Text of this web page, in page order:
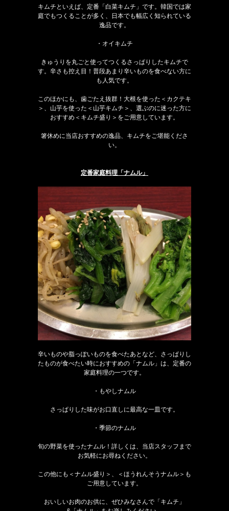
キムチといえば、定番「白菜キムチ」です。韓国では家
庭でもつくることが多く、日本でも幅広く知られている
逸品です。
・オイキムチ
きゅうりを丸ごと使ってつくるさっぱりしたキムチで
す。辛さも控え目！普段あまり辛いものを食べない方に
も人気です。
このほかにも、歯ごたえ抜群！大根を使った＜カクテキ
＞、山芋を使った＜山芋キムチ＞、選ぶのに迷った方に
おすすめ＜キムチ盛り＞をご用意しています。
箸休めに当店おすすめの逸品、キムチをご堪能くださ
い。
定番家庭料理「ナムル」
辛いものや脂っぽいものを食べたあとなど、さっぱりし
たものが食べたい時におすすめの「ナムル」は、定番の
家庭料理の一つです。
・もやしナムル
さっぱりした味がお口直しに最高な一皿です。
・季節のナムル
旬の野菜を使ったナムル！詳しくは、当店スタッフまで
お気軽にお尋ねください。
この他にも＜ナムル盛り＞、＜ほうれんそうナムル＞も
ご用意しています。
おいしいお肉のお供に、ぜひみなさんで「キムチ」